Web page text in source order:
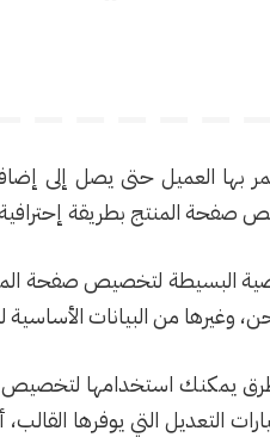
بها العميل حتى يصل إلى
صفحة المنتج بطريقة
البسيطة لتخصيص صفحة
وغيرها من البيانات الأساسية
يمكنك استخدامها لتخصيص
التعديل التي يوفرها